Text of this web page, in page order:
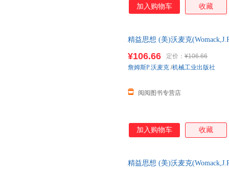
加入购物车 收藏
精益思想 (美)沃麦克
¥106.66 定价： ¥106.66
阅阅图书专营店
詹姆斯P.沃麦克 /机械工业出版社
加入购物车 收藏
精益思想 (美)沃麦克